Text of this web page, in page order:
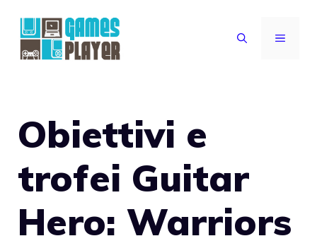
contenuto
MENU
Obiettivi e
trofei Guitar
Hero: Warriors